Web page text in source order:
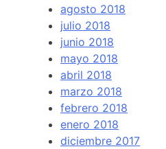
agosto 2018
julio 2018
junio 2018
mayo 2018
abril 2018
marzo 2018
febrero 2018
enero 2018
diciembre 2017